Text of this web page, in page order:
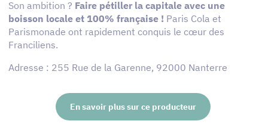
Son ambition ? Faire pétiller la capitale avec une
boisson locale et 100% française ! Paris Cola et
Parismonade ont rapidement conquis le cœur des
Franciliens.
Adresse : 255 Rue de la Garenne, 92000 Nanterre
En savoir plus sur ce producteur